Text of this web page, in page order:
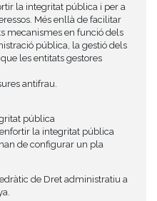
la integritat pública i per a
Més enllà de facilitar
mecanismes en funció dels
pública, la gestió dels
les entitats gestores
antifrau.
pública
la integritat pública
de configurar un pla
de Dret administratiu a